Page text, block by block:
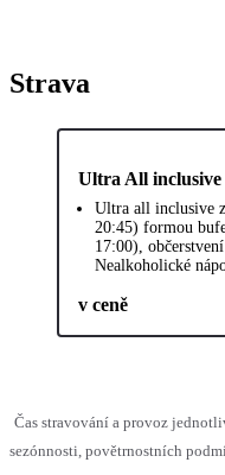
Strava
Ultra All inclusive
Ultra all inclusive
20:45) formou
17:00),
Nealkoholické
v ceně
Čas stravování a provoz
sezónnosti, povětrnostních